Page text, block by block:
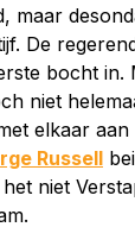
maar
De
bocht in.
niet
elkaar
Russell
niet